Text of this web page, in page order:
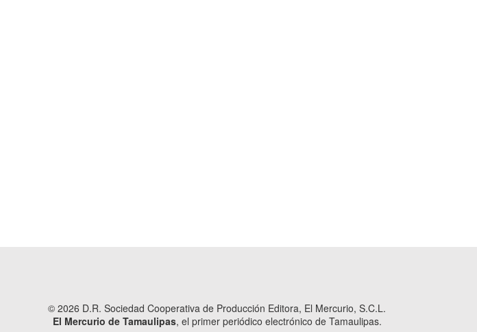
© 2026 D.R. Sociedad Cooperativa de Producción Editora, El Mercurio, S.C.L.
El Mercurio de Tamaulipas, el primer periódico electrónico de Tamaulipas.